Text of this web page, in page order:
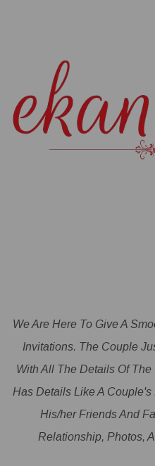
We Are Here To Give A
Invitations. The Couple
With All The Details Of
Has Details Like A
His/her Friends And
Relationship, Photos,